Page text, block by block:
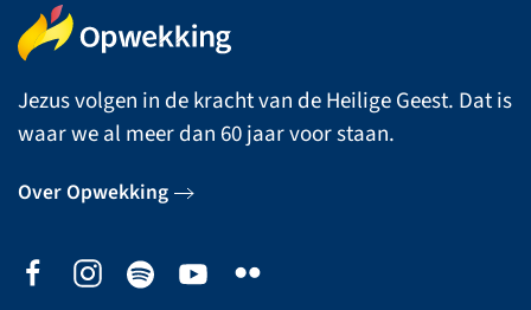
Jezus volgen in de kracht van de Heilige Geest. Dat is
waar we al meer dan 60 jaar voor staan.
Over Opwekking